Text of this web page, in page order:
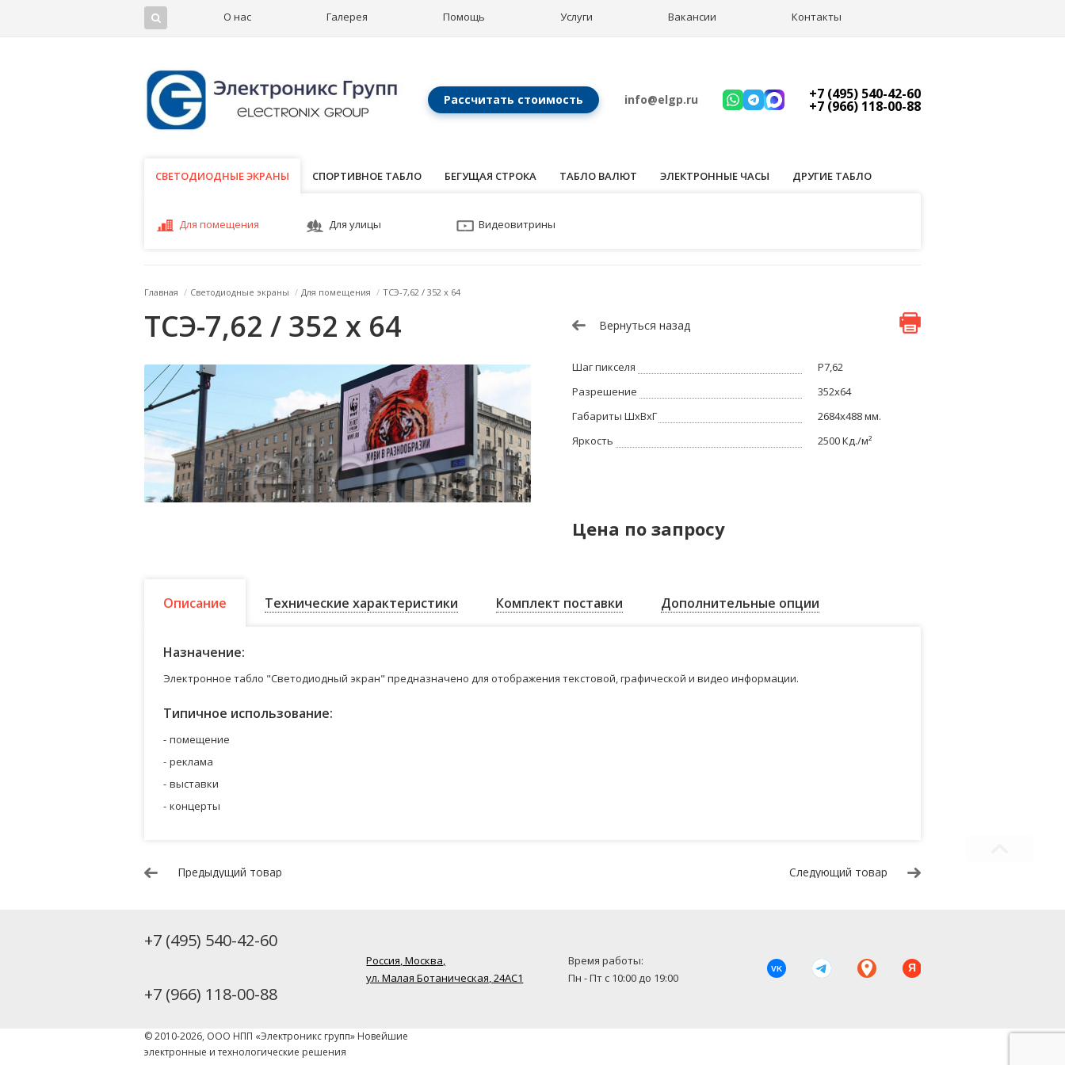
О нас Галерея Помощь Услуги Вакансии Контакты
Рассчитать стоимость info@elgp.ru +7 (495) 540-42-60
+7 (966) 118-00-88
СВЕТОДИОДНЫЕ ЭКРАНЫ
СВЕТОДИОДНЫЕ ЭКРАНЫ СПОРТИВНОЕ ТАБЛО БЕГУЩАЯ СТРОКА ТАБЛО ВАЛЮТ ЭЛЕКТРОННЫЕ ЧАСЫ ДРУГИЕ ТАБЛО
Для помещения Для улицы Видеовитрины
Главная / Светодиодные экраны / Для помещения / ТСЭ-7,62 / 352 x 64
ТСЭ-7,62 / 352 x 64 Вернуться назад
Шаг пикселя
P7,62
Разрешение
352x64
Габариты ШхВхГ
2684x488 мм.
Яркость
2500 Кд./м²
Цена по запросу
Описание Технические характеристики Комплект поставки Дополнительные опции
Назначение:
Электронное табло "Светодиодный экран" предназначено для отображения текстовой, графической и видео информации.
Типичное использование:
помещение
реклама
выставки
концерты
Предыдущий товар Следующий товар
+7 (495) 540-42-60
+7 (966) 118-00-88
Россия, Москва,
ул. Малая Ботаническая, 24AC1
Время работы:
Пн - Пт с 10:00 до 19:00
VK Я
© 2010-2026, ООО НПП «Электроникс групп» Новейшие
электронные и технологические решения